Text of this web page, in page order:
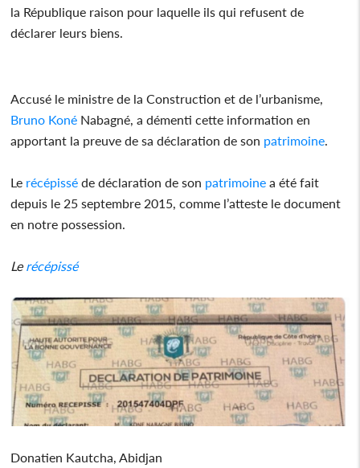
la République raison pour laquelle ils qui refusent de
déclarer leurs biens.
Accusé le ministre de la Construction et de l’urbanisme,
Bruno Koné Nabagné, a démenti cette information en
apportant la preuve de sa déclaration de son patrimoine
Le récépissé de déclaration de son patrimoine a été fait
depuis le 25 septembre 2015, comme l’atteste le document
en notre possession.
Le récépissé
Donatien Kautcha, Abidjan